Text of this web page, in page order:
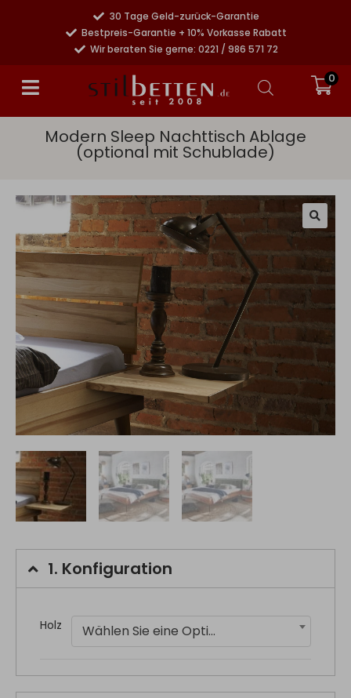
30 Tage Geld-zurück-Garantie
Bestpreis-Garantie + 10% Vorkasse Rabatt
Wir beraten Sie gerne: 0221 / 986 571 72
0
Modern Sleep Nachttisch Ablage
(optional mit Schublade)
1. Konfiguration
Holz Wählen Sie eine Option